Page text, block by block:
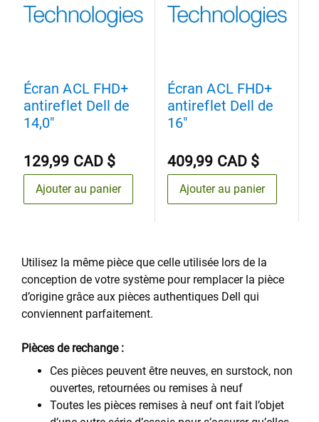
Écran ACL FHD+
antireflet Dell de
14,0"
129,99 CAD $
Ajouter au panier
Écran ACL FHD+
antireflet Dell de
16"
409,99 CAD $
Ajouter au panier
Utilisez la même pièce que celle utilisée lors de la
conception de votre système pour remplacer la pièce
d’origine grâce aux pièces authentiques Dell qui
conviennent parfaitement.
Pièces de rechange :
Ces pièces peuvent être neuves, en surstock, non
ouvertes, retournées ou remises à neuf
Toutes les pièces remises à neuf ont fait l’objet